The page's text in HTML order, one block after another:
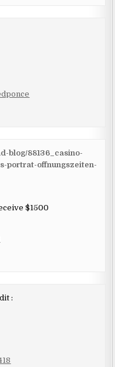
blog/88136_casino-
portrat-offnungszeiten-
$1500
dit :